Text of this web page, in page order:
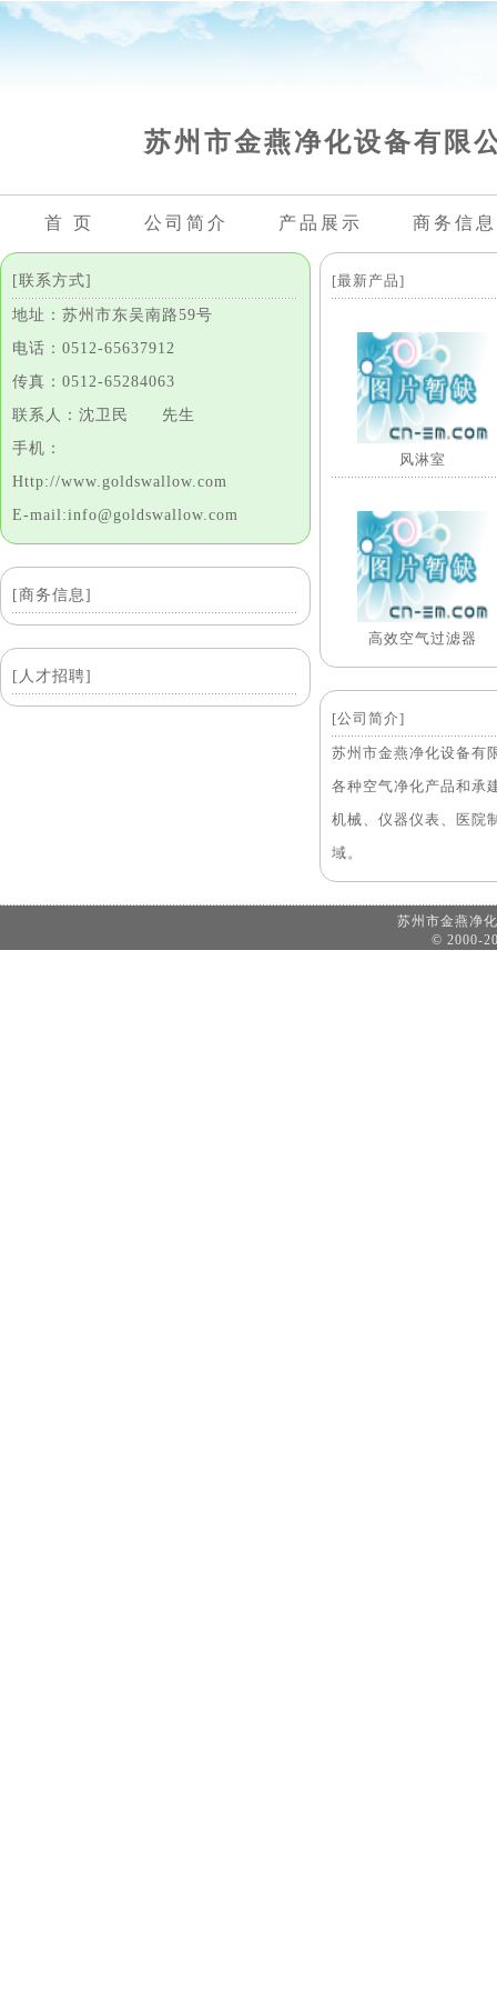
苏州市金燕净化设备有限
首 页 公司简介 产品展示 商务信息
[联系方式]
地址：苏州市东吴南路59号
电话：0512-65637912
传真：0512-65284063
联系人：沈卫民 先生
手机：
Http://www.goldswallow.com
E-mail:info@goldswallow.com
[商务信息]
[人才招聘]
[最新产品]
风淋室
高效空气过滤器
[公司简介]
苏州市金燕净化设备有
各种空气净化产品和承
机械、仪器仪表、医院
域。
苏州市金燕
© 2000-